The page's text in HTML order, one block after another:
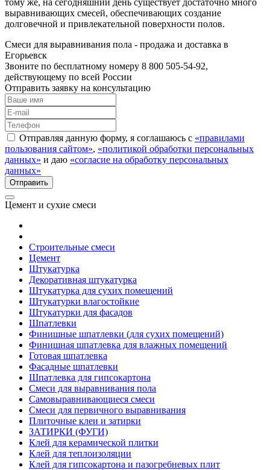
выравнивающих смесей, обеспечивающих создание
долговечной и привлекательной поверхности полов.
Смеси для выравнивания пола - продажа и доставка в
Егорьевск
Звоните по бесплатному номеру 8 800 505-54-92,
действующему по всей России
Отправить заявку на консультацию
Отправляя данную форму, я соглашаюсь с «правилами
пользования сайтом», «политикой обработки персональных
данных» и даю «согласие на обработку персональных
данных»
Цемент и сухие смеси
Строительные смеси
Цемент
Штукатурка
Декоративная штукатурка
Штукатурка для сухих помещений
Штукатурки влагостойкие
Штукатурки для фасадов
Шпатлевки
Финишные шпатлевки (для сухих помещений)
Финишная шпатлевка для влажных помещений
Готовая шпатлевка
Фасадные шпатлевки
Шпатлевка для гипсокартона
Смеси для выравнивания пола
Самовыравнивающиеся смеси
Смеси для первичного выравнивания
Плиточные клеи и затирки
ЗАТИРКИ (ФУГИ)
Клей для керамической плитки
Клей для теплоизоляции
Клей для гипсокартона и пазогребневых плит